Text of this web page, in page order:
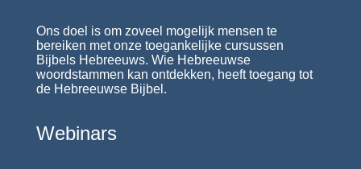
Ons doel is om zoveel mogelijk mensen te
bereiken met onze toegankelijke cursussen
Bijbels Hebreeuws. Wie Hebreeuwse
woordstammen kan ontdekken, heeft toegang tot
de Hebreeuwse Bijbel.
Webinars